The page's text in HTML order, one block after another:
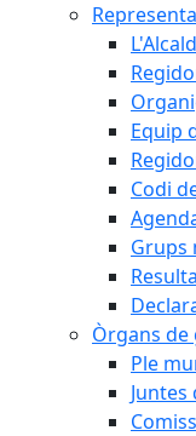
Equip
Codi
Grups
Òrgans de
Ple
Juntes